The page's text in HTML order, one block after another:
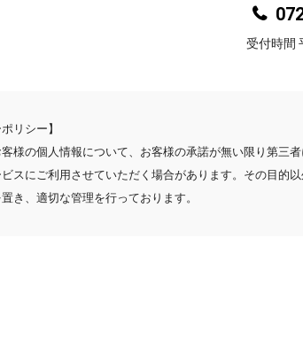
受付時間
リシー】
様の個人情報について、お客様の承諾が無い限り第三
スにご利用させていただく場合があります。その目的
き、適切な管理を行っております。